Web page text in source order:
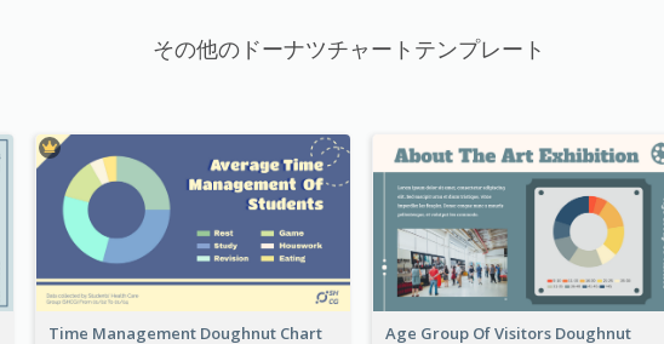
その他のドーナツチャートテンプレート
Time Management Doughnut Chart
Age Group Of Visitors Doughnut